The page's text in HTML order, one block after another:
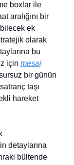
boxlar ile
aralığını bir
ek
olarak
bu
için mesaj
bir günün
taşı
hareket
detaylarına
bültende